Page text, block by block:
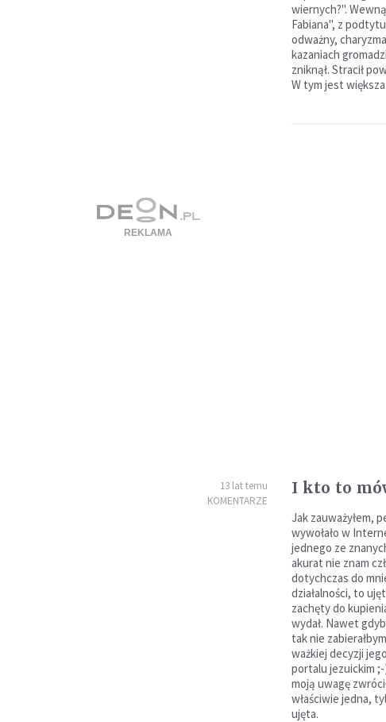
wiernych?".
Fabiana", z
odważny,
kazaniach
zniknął. Stracił
W tym jest
13 lat temu
KOMENTARZE
I kto to
Jak zauważyłem,
wywołało w
jednego ze
akurat nie znam
dotychczas do
działalności, to
zachęty do
wydał. Nawet
tak nie
ważkiej decyzji
portalu jezuickim
moją uwagę
właściwie jedna,
ujęta.